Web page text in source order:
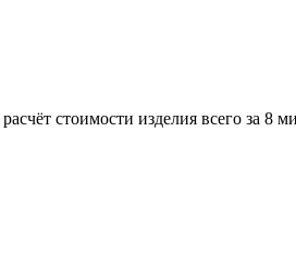
расчёт стоимости изделия всего за 8